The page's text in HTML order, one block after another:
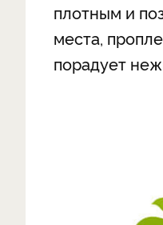
плотным и
места,
порадует